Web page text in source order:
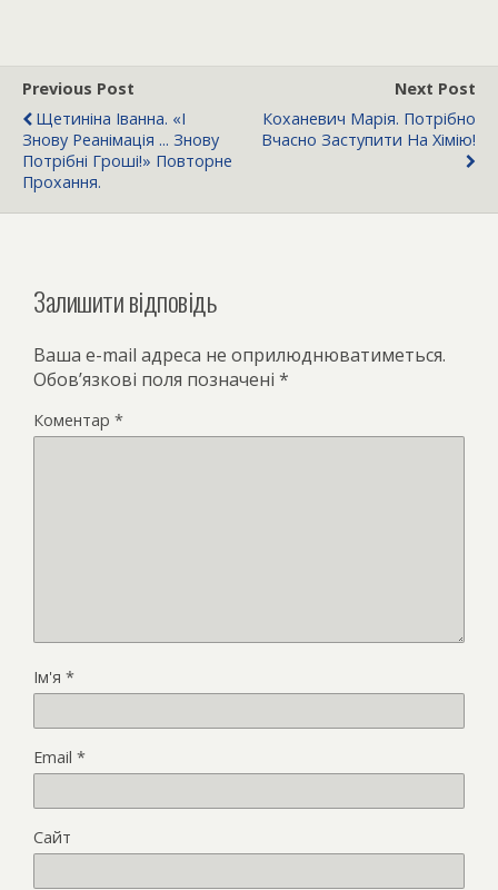
Previous Post
Щетиніна Іванна. «І
Знову Реанімація ... Знову
Потрібні Гроші!» Повторне
Прохання.
Next Post
Коханевич Марія. Потрібно
Вчасно Заступити На Хімію!
Залишити відповідь
Ваша e-mail адреса не оприлюднюватиметься.
Обов’язкові поля позначені *
Коментар *
Ім'я *
Email *
Сайт